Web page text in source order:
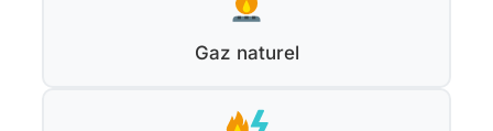
Gaz naturel